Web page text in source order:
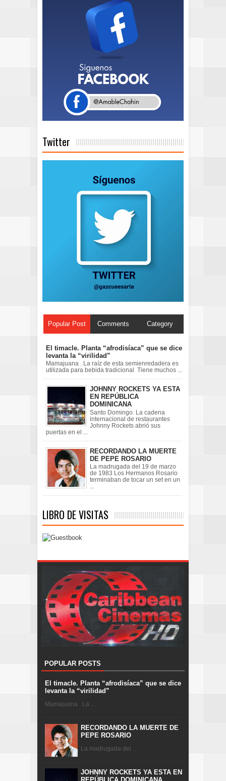
Twitter
Popular Post Comments Category
El timacle. Planta “afrodisíaca” que se dice
levanta la “virilidad”
Mamajuana . La raíz de esta semienredadera es
utilizada para bebida tradicional Tiene muchos ...
JOHNNY ROCKETS YA ESTA
EN REPÚBLICA
DOMINICANA
Santo Domingo. La cadena
internacional de restaurantes
Johnny Rockets abrió sus
puertas en el ...
RECORDANDO LA MUERTE
DE PEPE ROSARIO
La madrugada del 19 de marzo
de 1983 Los Hermanos Rosario
terminaban de tocar un set en un
...
LIBRO DE VISITAS
POPULAR POSTS
El timacle. Planta “afrodisíaca” que se dice
levanta la “virilidad”
Mamajuana . La ...
RECORDANDO LA MUERTE DE
PEPE ROSARIO
La madrugada del ...
JOHNNY ROCKETS YA ESTA EN